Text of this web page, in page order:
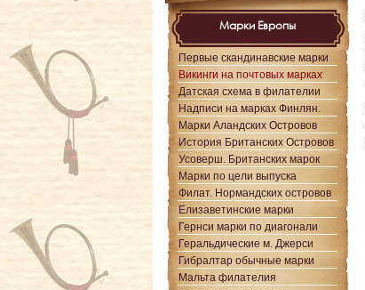
Марки Европы
Первые скандинавские марки
Викинги на почтовых марках
Датская схема в филателии
Надписи на марках Финлян.
Марки Аландских Островов
История Британских Островов
Усоверш. Британских марок
Марки по цели выпуска
Филат. Нормандских островов
Елизаветинские марки
Гернси марки по диагонали
Геральдические м. Джерси
Гибралтар обычные марки
Мальта филателия